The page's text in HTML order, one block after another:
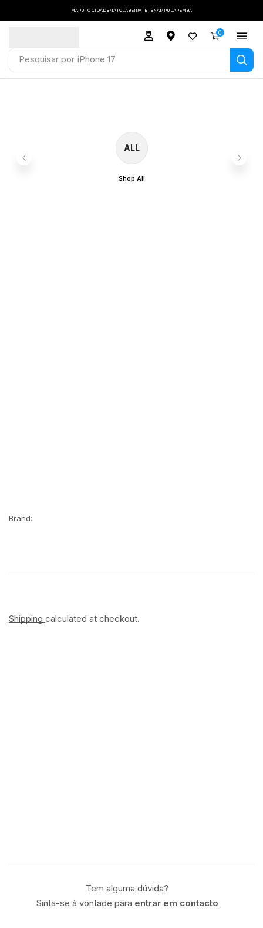
MAPUTO CIDADEMATOLABEIRATETENAMPULAPEMBA
Pesquisar por iPhone 17
0
ALL
Shop All
Brand:
Shipping calculated at checkout.
Tem alguma dúvida?
Sinta-se à vontade para entrar em contacto